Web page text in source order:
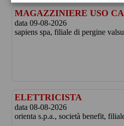
MAGAZZINIERE USO
data 09-08-2026
sapiens spa, filiale di pergine
ELETTRICISTA
data 08-08-2026
orienta s.p.a., società benefit,